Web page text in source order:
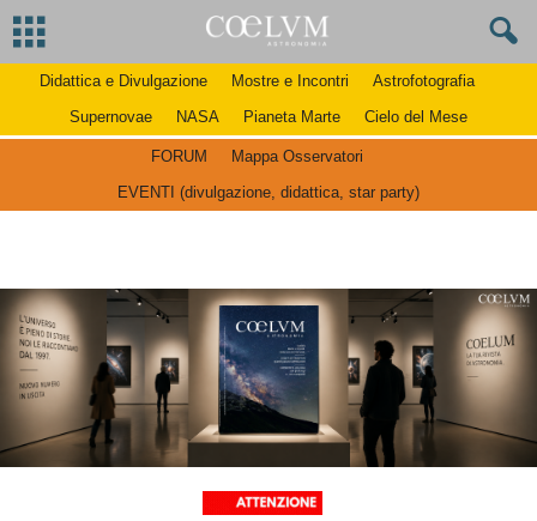
Didattica e Divulgazione Mostre e Incontri
Astrofotografia
Supernovae
NASA Pianeta Marte Cielo del Mese
FORUM
Mappa Osservatori
EVENTI (divulgazione, didattica, star party)